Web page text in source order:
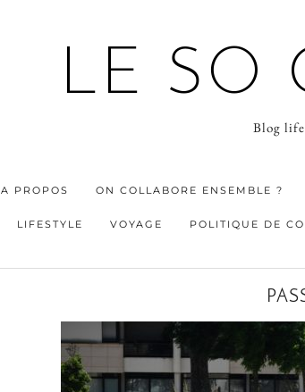
LE SO
Blog
A PROPOS ON COLLABORE ENSEMBLE ?
LIFESTYLE VOYAGE POLITIQUE DE